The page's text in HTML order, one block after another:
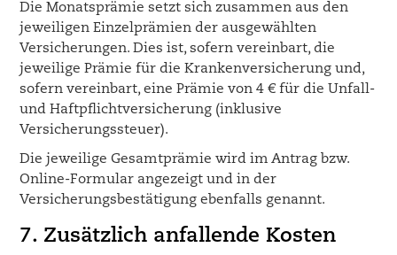
Die Monatsprämie setzt sich zusammen aus den
jeweiligen Einzelprämien der ausgewählten
Versicherungen. Dies ist, sofern vereinbart, die
jeweilige Prämie für die Krankenversicherung und,
sofern vereinbart, eine Prämie von 4 € für die Unfall-
und Haftpflichtversicherung (inklusive
Versicherungssteuer).
Die jeweilige Gesamtprämie wird im Antrag bzw.
Online-Formular angezeigt und in der
Versicherungsbestätigung ebenfalls genannt.
7. Zusätzlich anfallende Kosten